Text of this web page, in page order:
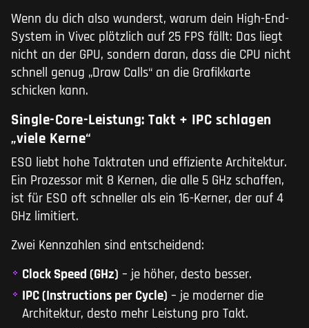
Wenn du dich also wunderst, warum dein High-End-
System in Vivec plötzlich auf 25 FPS fällt: Das liegt
nicht an der GPU, sondern daran, dass die CPU nicht
schnell genug „Draw Calls“ an die Grafikkarte
schicken kann.
Single-Core-Leistung: Takt + IPC schlagen
„viele Kerne“
ESO liebt hohe Taktraten und effiziente Architektur.
Ein Prozessor mit 8 Kernen, die alle 5 GHz schaffen,
ist für ESO oft schneller als ein 16-Kerner, der auf 4
GHz limitiert.
Zwei Kennzahlen sind entscheidend:
Clock Speed (GHz) – je höher, desto besser.
IPC (Instructions per Cycle) – je moderner die
Architektur, desto mehr Leistung pro Takt.